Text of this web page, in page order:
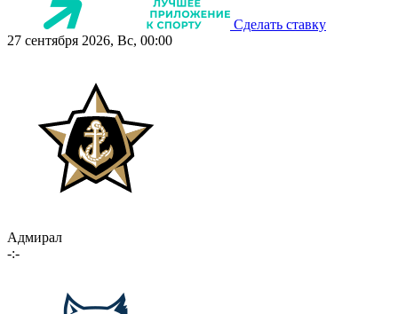
Сделать ставку
27 сентября 2026, Вс, 00:00
Адмирал
-:-